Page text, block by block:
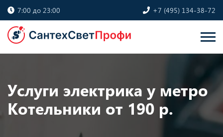
7:00 до 23:00 +7 (495) 134-38-72
Услуги электрика у метро
Котельники от 190 р.